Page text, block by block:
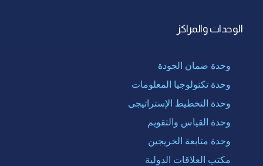
الوحدات والمراكز
وحدة ضمان الجودة
وحدة تكنولوجيا المعلومات
وحدة التخطيط الإستراتيجى
وحدة القياس والتقويم
وحدة متابعة الخريجين
مكتب العلاقات الدولية